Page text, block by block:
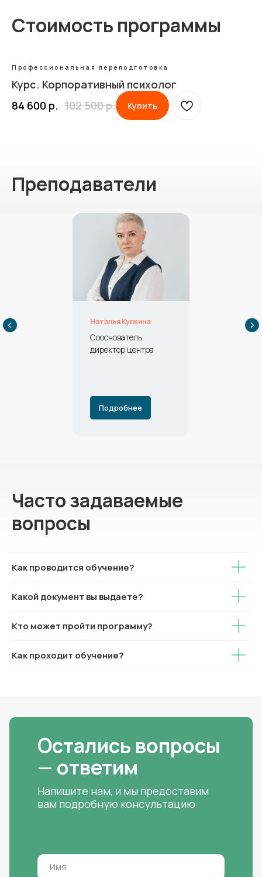
Стоимость программы
Профессиональная переподготовка
Курс. Корпоративный психолог
84 600 р. 102 500р. Купить
Преподаватели
Наталья Купкина
Сооснователь,
директор центра
Подробнее
Часто задаваемые
вопросы
Как проводится обучение?
Какой документ вы выдаете?
Кто может пройти программу?
Как проходит обучение?
Остались вопросы
— ответим
Напишите нам, и мы предоставим
вам подробную консультацию